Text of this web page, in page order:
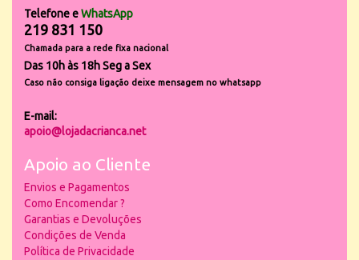
Telefone eWhatsApp
219 831 150
Chamada para a rede fixa nacional
Das 10h às 18h Seg a Sex
Caso não consiga ligação deixe mensagem no whatsapp
E-mail:
apoio@lojadacrianca.net
Apoio ao Cliente
Envios e Pagamentos
Como Encomendar ?
Garantias e Devoluções
Condições de Venda
Política de Privacidade